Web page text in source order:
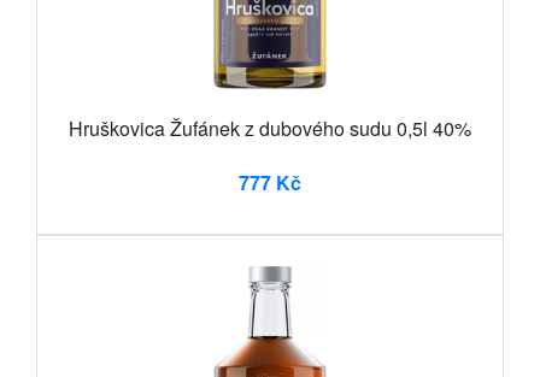
Hruškovica Žufánek z dubového sudu 0,5l 40%
777 Kč